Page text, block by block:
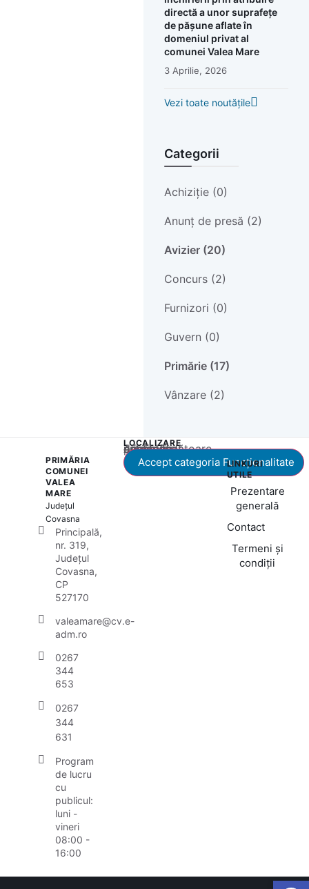
directă a unor suprafețe
de pășune aflate în
domeniul privat al
comunei Valea Mare
3 Aprilie, 2026
Vezi toate noutățile
Categorii
Achiziție (0)
Anunț de presă (2)
Avizier (20)
Concurs (2)
Furnizori (0)
Guvern (0)
Primărie (17)
Vânzare (2)
PRIMĂRIA
COMUNEI
VALEA
MARE
Județul
Covasna
Principală,
nr. 319,
Județul
Covasna,
CP
527170
valeamare@cv.e-
adm.ro
0267
344
653
0267
344
631
Program
de lucru
cu
publicul:
luni -
vineri
08:00 -
16:00
LOCALIZARE
Acest conținut este blocat până când acceptați categoria corespunzătoare de cookie-uri.
Accept categoria Funcționalitate
LINKURI
UTILE
Prezentare
generală
Contact
Termeni și
condiții